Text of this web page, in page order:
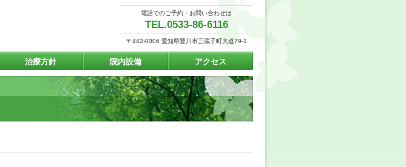
電話でのご予約・お問い合わせは
TEL.0533-86-6116
〒442-0006 愛知県豊川市三蔵子町大道79-1
治療方針 院内設備 アクセス